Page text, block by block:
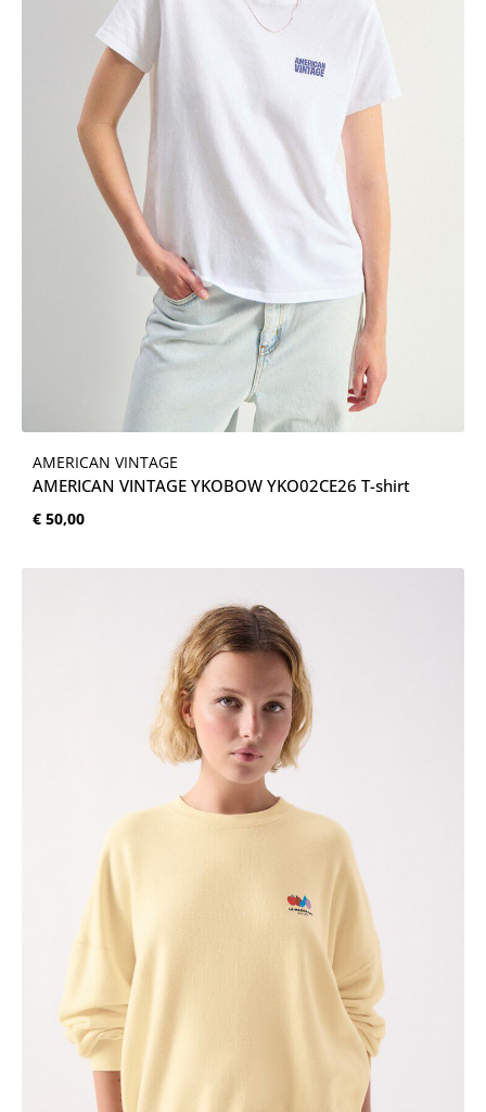
AMERICAN VINTAGE
AMERICAN VINTAGE YKOBOW YKO02CE26 T-shirt
Normale prijs:
€ 50,00